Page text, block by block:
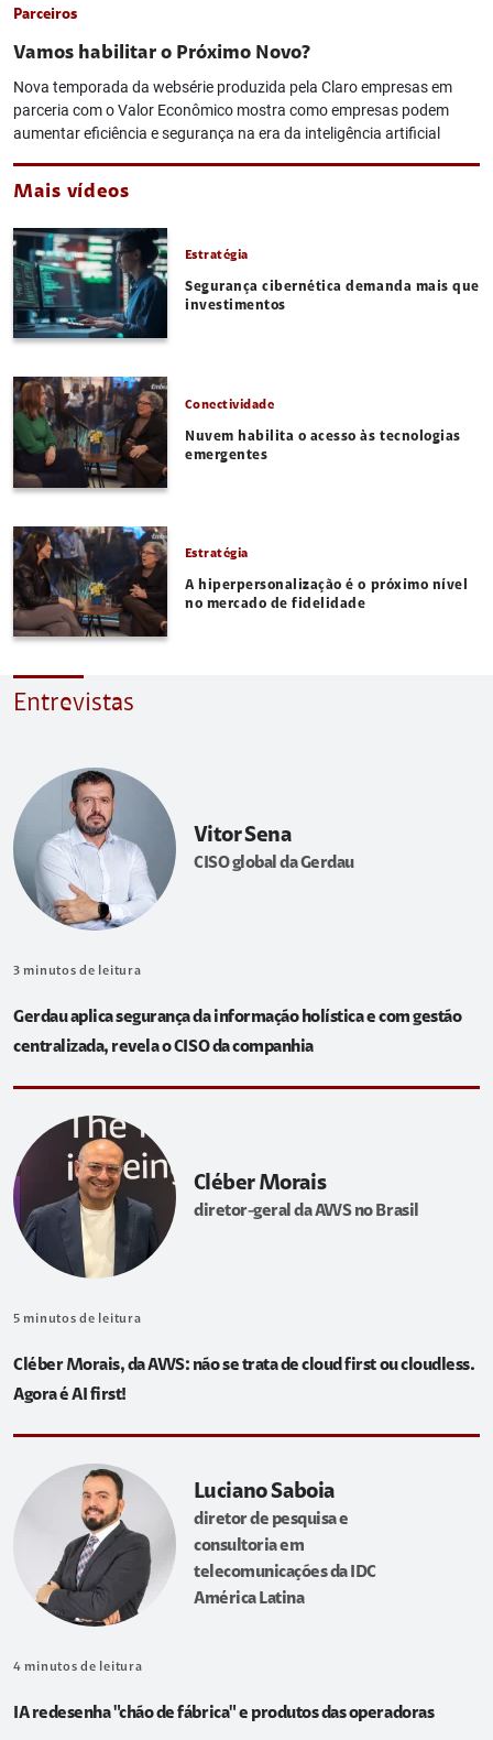
Parceiros
Vamos habilitar o Próximo Novo?
Nova temporada da websérie produzida pela Claro empresas em
parceria com o Valor Econômico mostra como empresas podem
aumentar eficiência e segurança na era da inteligência artificial
Mais vídeos
Estratégia
Segurança cibernética demanda mais que
investimentos
Conectividade
Nuvem habilita o acesso às tecnologias
emergentes
Estratégia
A hiperpersonalização é o próximo nível
no mercado de fidelidade
Entrevistas
Vitor Sena
CISO global da Gerdau
3 minutos de leitura
Gerdau aplica segurança da informação holística e com gestão
centralizada, revela o CISO da companhia
Cléber Morais
diretor-geral da AWS no Brasil
5 minutos de leitura
Cléber Morais, da AWS: não se trata de cloud first ou cloudless.
Agora é AI first!
Luciano Saboia
diretor de pesquisa e
consultoria em
telecomunicações da IDC
América Latina
4 minutos de leitura
IA redesenha "chão de fábrica" e produtos das operadoras